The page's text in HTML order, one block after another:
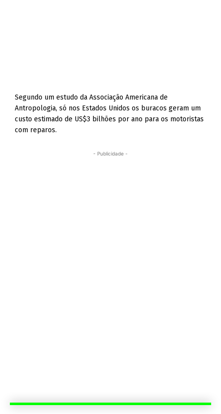
Segundo um estudo da Associação Americana de
Antropologia, só nos Estados Unidos os buracos geram um
custo estimado de US$3 bilhões por ano para os motoristas
com reparos.
- Publicidade -